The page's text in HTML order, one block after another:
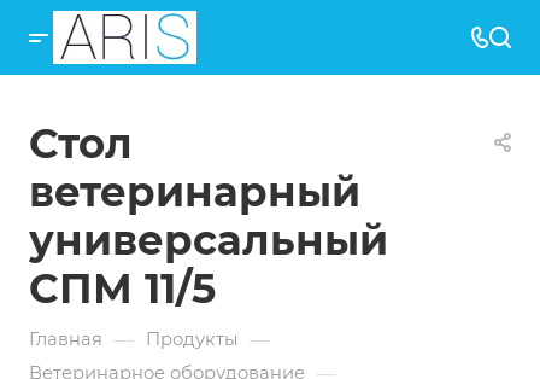
Стол
ветеринарный
универсальный
СПМ 11/5
Главная — Продукты —
Ветеринарное оборудование —